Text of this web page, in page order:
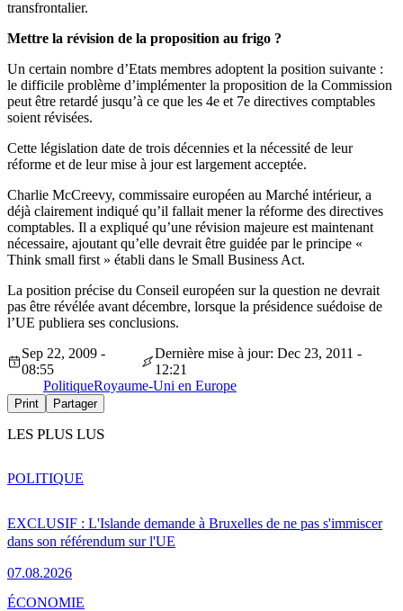
transfrontalier.
Mettre la révision de la proposition au frigo ?
Un certain nombre d’Etats membres adoptent la position suivante :
le difficile problème d’implémenter la proposition de la Commission
peut être retardé jusqu’à ce que les 4e et 7e directives comptables
soient révisées.
Cette législation date de trois décennies et la nécessité de leur
réforme et de leur mise à jour est largement acceptée.
Charlie McCreevy, commissaire européen au Marché intérieur, a
déjà clairement indiqué qu’il fallait mener la réforme des directives
comptables. Il a expliqué qu’une révision majeure est maintenant
nécessaire, ajoutant qu’elle devrait être guidée par le principe «
Think small first » établi dans le Small Business Act.
La position précise du Conseil européen sur la question ne devrait
pas être révélée avant décembre, lorsque la présidence suédoise de
l’UE publiera ses conclusions.
Sep 22, 2009 -
08:55
Dernière mise à jour: Dec 23, 2011 -
12:21
PolitiqueRoyaume-Uni en Europe
Print Partager
LES PLUS LUS
EXCLUSIF : L'Islande demande à Bruxelles de ne pas s'immiscer
dans son référendum sur l'UE
07.08.2026
POLITIQUE
ÉCONOMIE